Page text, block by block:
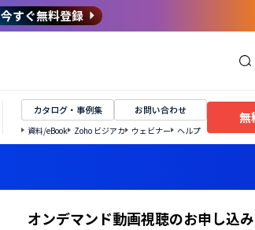
今すぐ無料登録
カタログ・事例集 お問い合わせ
資料/eBook Zoho ビジアカ ウェビナー ヘルプ
無
オンデマンド動画視聴のお申し込み